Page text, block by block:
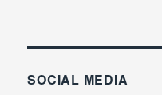
SOCIAL MEDIA